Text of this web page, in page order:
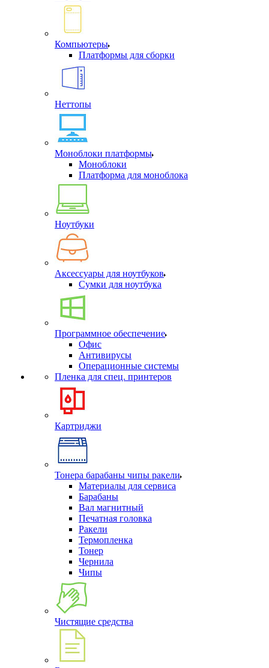
Компьютеры
Платформы для сборки
Неттопы
Моноблоки платформы
Моноблоки
Платформа для моноблока
Ноутбуки
Аксессуары для ноутбуков
Сумки для ноутбука
Программное обеспечение
Офис
Антивирусы
Операционные системы
Пленка для спец. принтеров
Картриджи
Тонера барабаны чипы ракели
Материалы для сервиса
Барабаны
Вал магнитный
Печатная головка
Ракели
Термопленка
Тонер
Чернила
Чипы
Чистящие средства